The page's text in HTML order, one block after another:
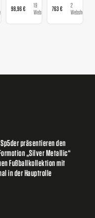
98,96 €
19
Webshops
763 €
2
Webshops
präsentieren den
„Silver Metallic“
Fußballkollektion mit
in der Hauptrolle